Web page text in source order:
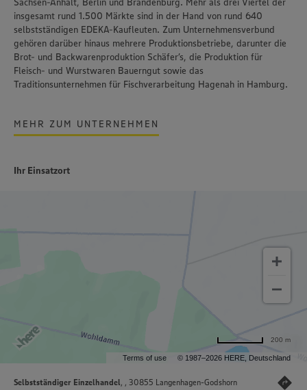
insgesamt rund 1.500 Märkte sind in der Hand von rund 640
selbstständigen EDEKA-Kaufleuten. Zum Unternehmensverbund
gehören darüber hinaus mehrere Produktionsbetriebe, darunter die
Brot- und Backwarenproduktion Schäfer’s, die Produktion für
Fleisch- und Wurstwaren Bauerngut sowie das
Traditionsunternehmen für Fischverarbeitung Hagenah in Hamburg.
MEHR ZUM UNTERNEHMEN
Ihr Einsatzort
Terms of use © 1987–2026 HERE, Deutschland
200 m
Selbstständiger Einzelhandel, , 30855 Langenhagen-Godshorn